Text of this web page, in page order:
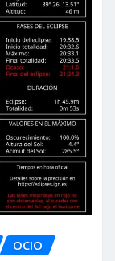
OCIO